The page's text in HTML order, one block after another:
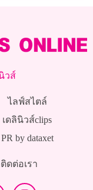
วส์
ไลฟ์สไตล์
เดลินิวส์clips
PR by dataxet
ติดต่อเรา